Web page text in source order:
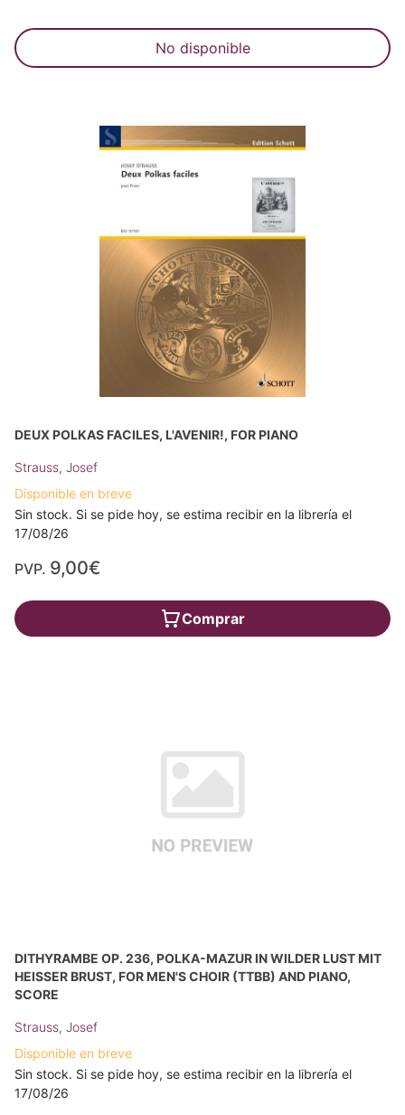
No disponible
DEUX POLKAS FACILES, L'AVENIR!, FOR PIANO
Strauss, Josef
Disponible en breve
Sin stock. Si se pide hoy, se estima recibir en la librería el
17/08/26
PVP. 9,00€
Comprar
DITHYRAMBE OP. 236, POLKA-MAZUR IN WILDER LUST MIT
HEISSER BRUST, FOR MEN'S CHOIR (TTBB) AND PIANO, S
CORE
Strauss, Josef
Disponible en breve
Sin stock. Si se pide hoy, se estima recibir en la librería el
17/08/26